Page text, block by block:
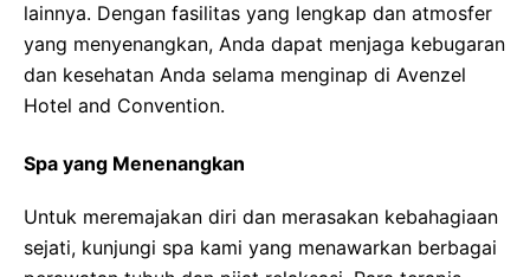
lainnya. Dengan fasilitas yang lengkap dan atmosfer
yang menyenangkan, Anda dapat menjaga kebugaran
dan kesehatan Anda selama menginap di Avenzel
Hotel and Convention.
Spa yang Menenangkan
Untuk meremajakan diri dan merasakan kebahagiaan
sejati, kunjungi spa kami yang menawarkan berbagai